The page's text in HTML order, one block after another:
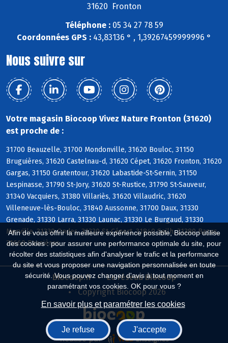
Afin de vous offrir la meilleure expérience possible, Biocoop utilise
des cookies : pour assurer une performance optimale du site, pour
récolter des statistiques afin d'analyser le trafic et la performance
du site et vous proposer une navigation personnalisée en toute
sécurité. Vous pouvez changer d'avis à tout moment en
paramétrant vos cookies. OK pour vous ?
En savoir plus et paramétrer les cookies
Je refuse J'accepte
31620 Fronton
Téléphone :05 34 27 78 59
Coordonnées GPS : 43,83136 ° , 1,39267459999996 °
Nous suivre sur
Votre magasin Biocoop Vivez Nature Fronton (31620)
est proche de :
31700 Beauzelle, 31700 Mondonville, 31620 Bouloc, 31150
Bruguières, 31620 Castelnau-d, 31620 Cépet, 31620 Fronton, 31620
Gargas, 31150 Gratentour, 31620 Labastide-St-Sernin, 31150
Lespinasse, 31790 St-Jory, 31620 St-Rustice, 31790 St-Sauveur,
31340 Vacquiers, 31380 Villariès, 31620 Villaudric, 31620
Villeneuve-lès-Bouloc, 31840 Aussonne, 31700 Daux, 31330
Grenade, 31330 Larra, 31330 Launac, 31330 Le Burgaud, 31330
Merville, 31330 Ondes, 31330 St-Cézert, 31840 Seilh, 31380 Bazus,
31660 Bessières
Biocoop.fr
Le réseau Biocoop
Copyright Biocoop 2026
Réalisé par